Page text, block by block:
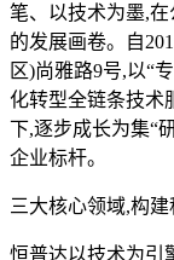
笔、以技术为墨,
的发展画卷。自
区)尚雅路9号,以“
化转型全链条技术
下,逐步成长为集
企业标杆。
三大核心领域,构
恒普达以技术为引